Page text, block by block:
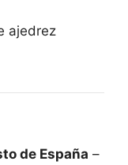
ajedrez
de España –